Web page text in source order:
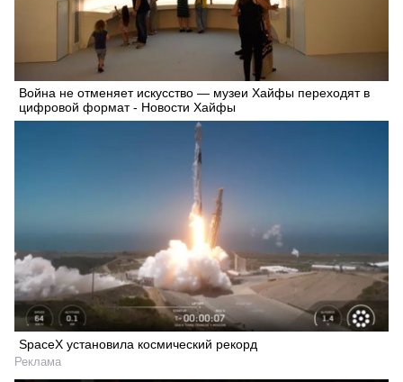
Война не отменяет искусство — музеи Хайфы переходят в
цифровой формат - Новости Хайфы
SpaceX установила космический рекорд
Реклама